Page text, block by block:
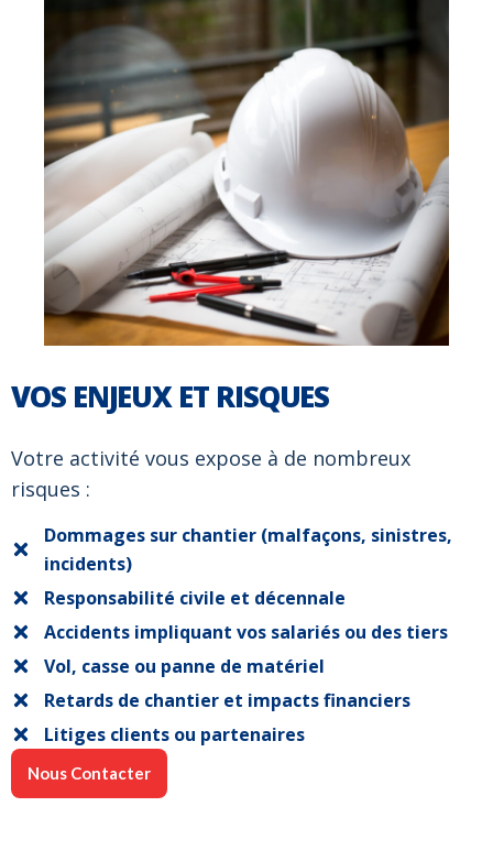
VOS ENJEUX ET RISQUES
Votre activité vous expose à de nombreux
risques :
Dommages sur chantier (malfaçons, sinistres,
incidents)
Responsabilité civile et décennale
Accidents impliquant vos salariés ou des tiers
Vol, casse ou panne de matériel
Retards de chantier et impacts financiers
Litiges clients ou partenaires
Nous Contacter